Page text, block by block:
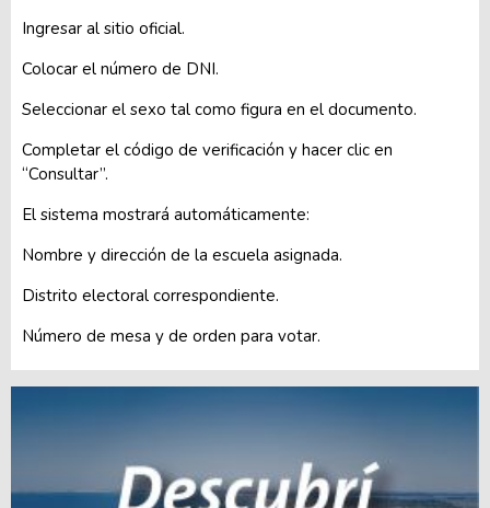
Ingresar al sitio oficial.
Colocar el número de DNI.
Seleccionar el sexo tal como figura en el documento.
Completar el código de verificación y hacer clic en
“Consultar”.
El sistema mostrará automáticamente:
Nombre y dirección de la escuela asignada.
Distrito electoral correspondiente.
Número de mesa y de orden para votar.